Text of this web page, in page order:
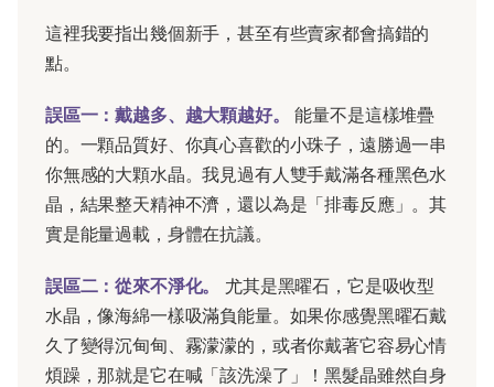
這裡我要指出幾個新手，甚至有些賣家都會搞錯的
點。
誤區一：戴越多、越大顆越好。
能量不是這樣堆疊
的。一顆品質好、你真心喜歡的小珠子，遠勝過一串
你無感的大顆水晶。我見過有人雙手戴滿各種黑色水
晶，結果整天精神不濟，還以為是「排毒反應」。其
實是能量過載，身體在抗議。
誤區二：從來不淨化。
尤其是黑曜石，它是吸收型
水晶，像海綿一樣吸滿負能量。如果你感覺黑曜石戴
久了變得沉甸甸、霧濛濛的，或者你戴著它容易心情
煩躁，那就是它在喊「該洗澡了」！黑髮晶雖然自身